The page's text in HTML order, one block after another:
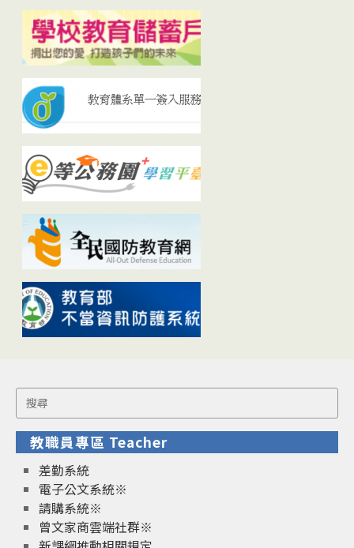
Search
for:
教職員專區 Teacher
差勤系統
電子公文系統※
請購系統※
曾文家商雲端社群※